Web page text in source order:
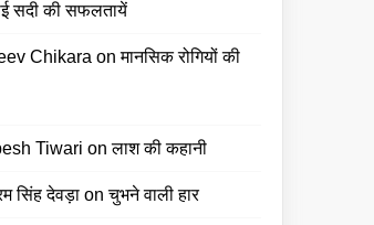
सदी की सफलतायें
Chikara onमानसिक रोगियों की
Tiwari onलाश की कहानी
सिंह देवड़ाonचुभने वाली हार